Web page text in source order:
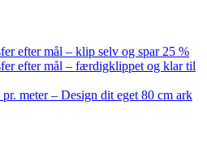
efter mål – klip selv og spar 25 %
efter mål – færdigklippet og klar til
meter – Design dit eget 80 cm ark